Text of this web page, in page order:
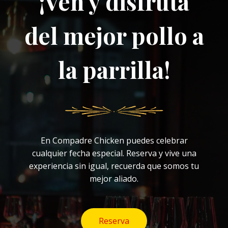
del mejor pollo a
la parrilla!
En Compadre Chicken puedes celebrar
cualquier fecha especial. Reserva y vive una
experiencia sin igual, recuerda que somos tu
mejor aliado.
Reserva